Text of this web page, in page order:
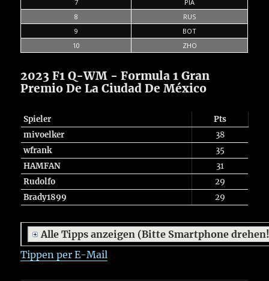
7
PIA
8
RUS
9
BOT
10
ZHO
2023 F1 Q-WM - Formula 1 Gran
Premio De La Ciudad De México
Spieler
Pts
mivoelker
38
wfrank
35
HAMFAN
31
Rudolfo
29
Brady1899
29
Alle Tipps anzeigen (Bitte Smartphone
Tippen per E-Mail